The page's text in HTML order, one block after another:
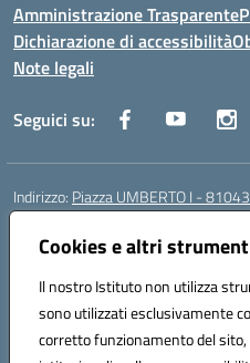
Cookies e altri
Il nostro Istituto non utilizza
sono utilizzati esclusivamente
corretto funzionamento del
Amministrazione Trasparente
Dichiarazione di accessibilità
Note legali
Seguici su:
Indirizzo: Piazza UMBERTO I -
Centralino:
Posta elettronica certificata (PEC):
Codice fiscale: 93034560610
Codice meccanografico:
Codice Indice delle Pubbliche
Codice unico di fatturazione (CUF):